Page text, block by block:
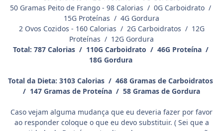
50 Gramas Peito de Frango - 98 Calorias / 0G Carboidrato /
15G Proteínas / 4G Gordura
2 Ovos Cozidos - 160 Calorias / 2G Carboidratos / 12G
Proteínas / 12G Gordura
Total: 787 Calorias / 110G Carboidrato / 46G Proteína /
18G Gordura
Total da Dieta: 3103 Calorias / 468 Gramas de Carboidratos
/ 147 Gramas de Proteína / 58 Gramas de Gordura
Caso vejam alguma mudança que eu deveria fazer por favor
ao responder coloque o que eu devo substituir. ( Sei que a